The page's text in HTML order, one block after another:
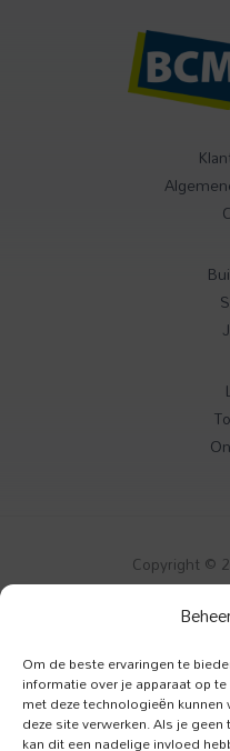
Om de beste ervaringen te
informatie over je apparaat op
met deze technologieën
deze site verwerken. Als je
kan dit een nadelige invloed
Copyright ©